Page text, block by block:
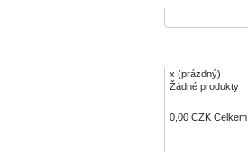
x (prázdný)
Žádné produkty
0,00 CZK Celkem